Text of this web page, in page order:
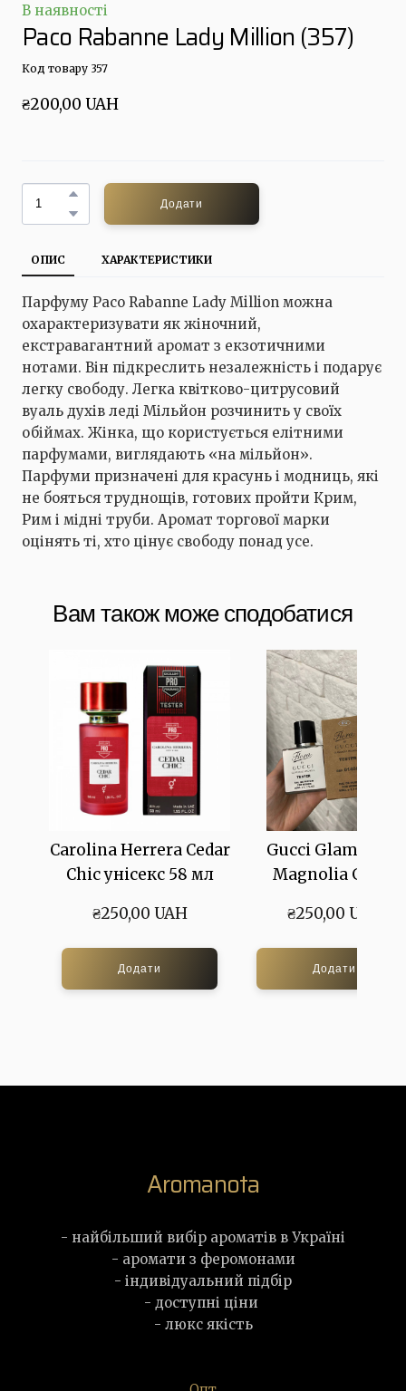
В наявності
Paco Rabanne Lady Million (357)
Код товару 357
₴200,00 UAH
Додати
ОПИС ХАРАКТЕРИСТИКИ
Парфуму Paco Rabanne Lady Million можна
охарактеризувати як жіночний,
екстравагантний аромат з екзотичними
нотами. Він підкреслить незалежність і подарує
легку свободу. Легка квітково-цитрусовий
вуаль духів леді Мільйон розчинить у своїх
обіймах. Жінка, що користується елітними
парфумами, виглядають «на мільйон».
Парфуми призначені для красунь і модниць, які
не бояться труднощів, готових пройти Крим,
Рим і мідні труби. Аромат торгової марки
оцінять ті, хто цінує свободу понад усе.
Вам також може сподобатися
Carolina Herrera Cedar
Chic унісекс 58 мл
₴250,00 UAH
Додати
Gucci Glamorous
Magnolia Gucci
₴250,00 UAH
Додати
Aromanota
- найбільший вибір ароматів в Україні
- аромати з феромонами
- індивідуальний підбір
- доступні ціни
- люкс якість